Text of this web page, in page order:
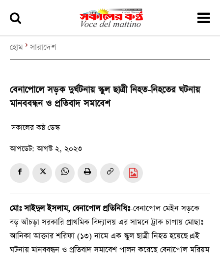
হোম সারাদেশ
বেনাপোলে সড়ক দুর্ঘটনায় স্কুল ছাত্রী নিহত-নিহতের ঘটনায়
মানববন্ধন ও প্রতিবাদ সমাবেশ
সকালের কন্ঠ ডেস্ক
আপডেট: আগস্ট ২, ২০২৩
মোঃ সাইদুল ইসলাম, বেনাপোল প্রতিনিধিঃ-বেনাপোল মেইন সড়কে
বড় আঁচড়া সরকারি প্রাথমিক বিদ্যালয় এর সামনে ট্রাক চাপায় মোছাঃ
আনিকা আক্তার শরিফা (১৩) নামে এক স্কুল ছাত্রী নিহত হয়েছে।এই
ঘটনায় মানববন্ধন ও প্রতিবাদ সমাবেশ পালন করেছে বেনাপোল মরিয়ম